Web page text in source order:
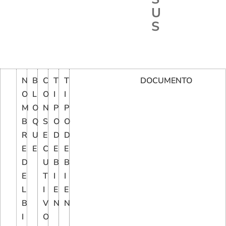
U
S
N
O
M
B
R
E
D
E
L
B
I
B
L
O
Q
U
E
C
O
N
S
E
C
U
T
I
V
O
T
I
P
O
D
E
B
I
E
N
T
I
P
O
D
E
B
I
E
N
DOCUMENTO